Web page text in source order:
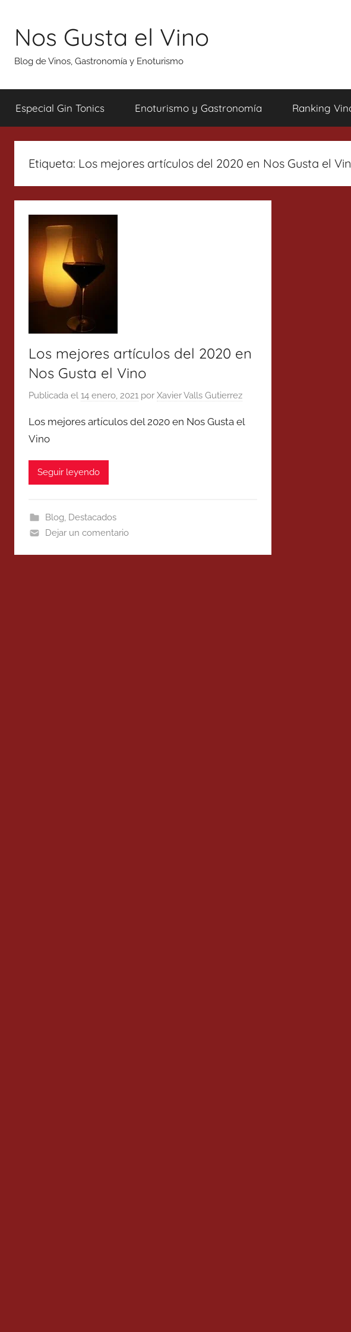
contenido
Nos Gusta el Vino
Blog de Vinos, Gastronomía y Enoturismo
Especial Gin Tonics Enoturismo y Gastronomía Ranking
Etiqueta: Los mejores artículos del 2020 en Nos Gusta el
Los mejores artículos del 2020 en
Nos Gusta el Vino
Publicada el 14 enero, 2021 por Xavier Valls Gutierrez
Los mejores artículos del 2020 en Nos Gusta el
Vino
Seguir leyendo
Blog, Destacados
Dejar un comentario